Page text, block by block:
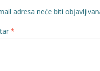
adresa neće biti
*